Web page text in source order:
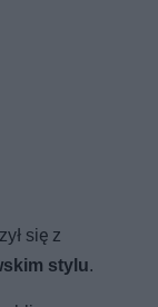
się z
stylu.